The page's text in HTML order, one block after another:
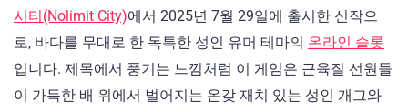
시티(Nolimit City)에서 2025년 7월 29일에 출시한 신작으
로, 바다를 무대로 한 독특한 성인 유머 테마의 온라인 슬롯
입니다. 제목에서 풍기는 느낌처럼 이 게임은 근육질 선원들
이 가득한 배 위에서 벌어지는 온갖 재치 있는 성인 개그와